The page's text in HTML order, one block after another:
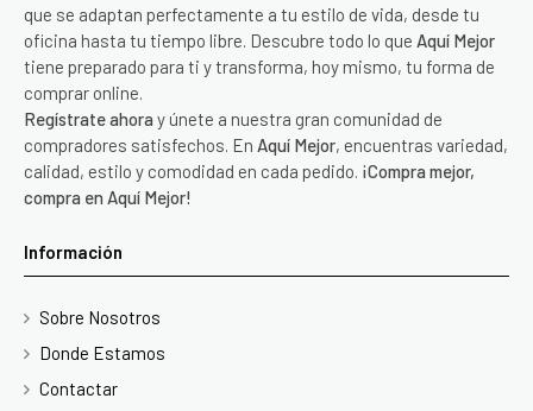
que se adaptan perfectamente a tu estilo de vida, desde tu
oficina hasta tu tiempo libre. Descubre todo lo que Aquí Mejor
tiene preparado para ti y transforma, hoy mismo, tu forma de
comprar online.
Regístrate ahora y únete a nuestra gran comunidad de
compradores satisfechos. En Aquí Mejor, encuentras variedad,
calidad, estilo y comodidad en cada pedido. ¡Compra mejor,
compra en Aquí Mejor!
Información
Sobre Nosotros
Donde Estamos
Contactar